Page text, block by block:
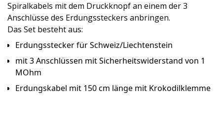
Spiralkabels mit dem Druckknopf an einem der 3
Anschlüsse des Erdungssteckers anbringen.
Das Set besteht aus:
Erdungsstecker für Schweiz/Liechtenstein
mit 3 Anschlüssen mit Sicherheitswiderstand von 1
MOhm
Erdungskabel mit 150 cm länge mit Krokodilklemme